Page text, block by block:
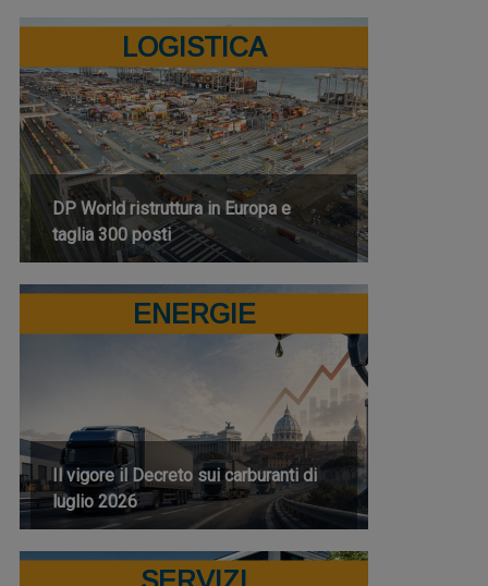
LOGISTICA
DP World ristruttura in Europa e
taglia 300 posti
ENERGIE
Il vigore il Decreto sui carburanti di
luglio 2026